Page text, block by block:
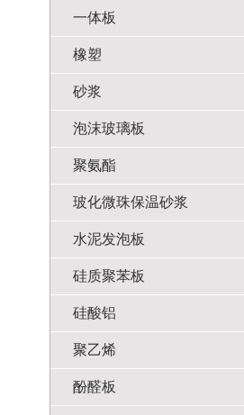
一体板
橡塑
砂浆
泡沫玻璃板
聚氨酯
玻化微珠保温砂浆
水泥发泡板
硅质聚苯板
硅酸铝
聚乙烯
酚醛板